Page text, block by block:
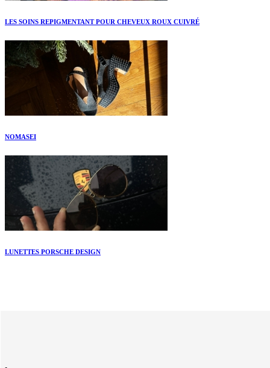
LES SOINS REPIGMENTANT POUR CHEVEUX ROUX CUIVRÉ
NOMASEI
LUNETTES PORSCHE DESIGN